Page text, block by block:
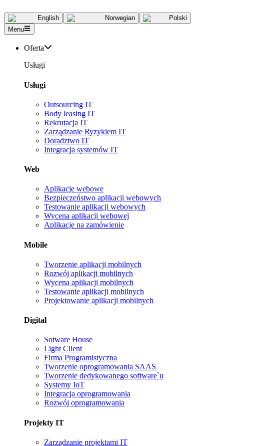
English Norwegian
Polski
Menu
Oferta
Usługi
Usługi
Outsourcing IT
Body leasing IT
Rekrutacja IT
Zarządzanie Ryzykiem IT
Doradztwo IT
Integracja systemów IT
Web
Aplikacje webowe
Bezpieczeństwo aplikacji webowych
Testowanie aplikacji webowych
Wycena aplikacji webowej
Aplikacje na zamówienie
Mobile
Tworzenie aplikacji mobilnych
Rozwój aplikacji mobilnych
Wycena aplikacji mobilnych
Testowanie aplikacji mobilnych
Projektowanie aplikacji mobilnych
Digital
Sotware House
Light Client
Firma Programistyczna
Tworzenie oprogramowania SAAS
Tworzenie dedykowanego software`u
Systemy IoT
Integracja oprogramowania
Rozwój oprogramowania
Projekty IT
Zarządzanie projektami IT